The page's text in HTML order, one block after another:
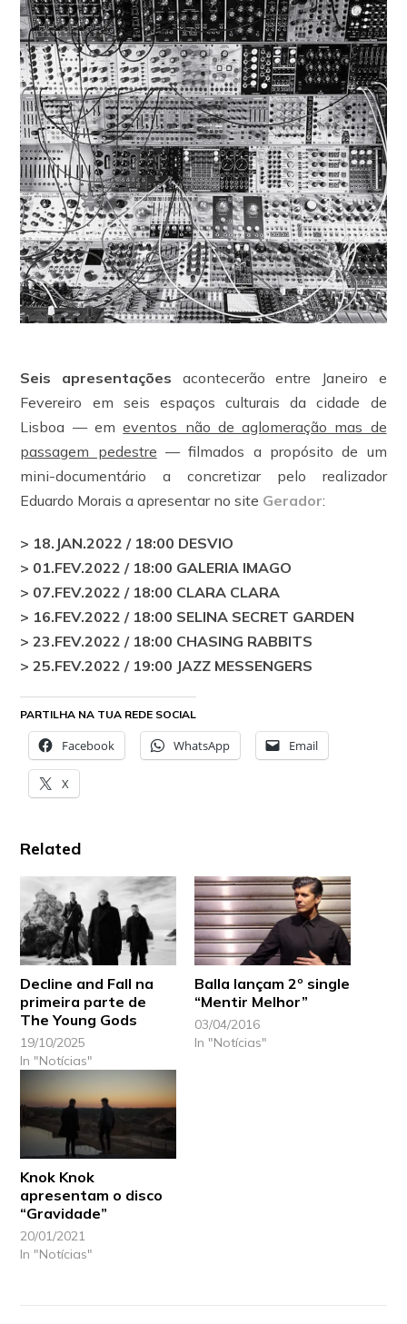
Seis apresentações acontecerão entre Janeiro e
Fevereiro em seis espaços culturais da cidade de
Lisboa — emeventos não de aglomeração mas de
passagem pedestre — filmados a propósito de um
mini-documentário a concretizar pelo realizador
Eduardo Morais a apresentar no site Gerador:
> 18.JAN.2022 / 18:00 DESVIO
> 01.FEV.2022 / 18:00 GALERIA IMAGO
> 07.FEV.2022 / 18:00 CLARA CLARA
> 16.FEV.2022 / 18:00 SELINA SECRET GARDEN
> 23.FEV.2022 / 18:00 CHASING RABBITS
> 25.FEV.2022 / 19:00 JAZZ MESSENGERS
PARTILHA NA TUA REDE SOCIAL
Facebook WhatsApp Email
X
Related
Decline and Fall na
primeira parte de
The Young Gods
19/10/2025
In "Notícias"
Balla lançam 2º single
“Mentir Melhor”
03/04/2016
In "Notícias"
Knok Knok
apresentam o disco
“Gravidade”
20/01/2021
In "Notícias"